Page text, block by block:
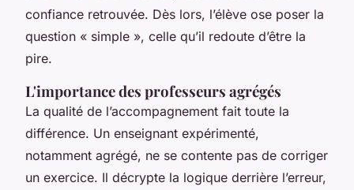
confiance retrouvée. Dès lors, l’élève ose poser la
question « simple », celle qu’il redoute d’être la
pire.
L'importance des professeurs agrégés
La qualité de l’accompagnement fait toute la
différence. Un enseignant expérimenté,
notamment agrégé, ne se contente pas de corriger
un exercice. Il décrypte la logique derrière l’erreur,